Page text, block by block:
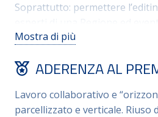
Soprattutto: permettere
altre Regioni, a semplice
altri esperti e delle altre
Mostra di più
ADERENZA AL
Lavoro collaborativo e
parcellizzato e verticale. Riuso